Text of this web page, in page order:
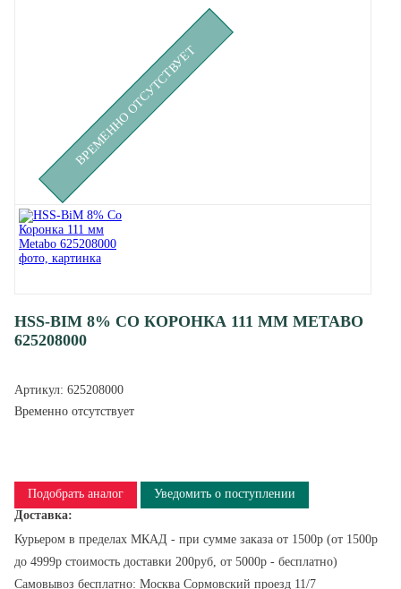
ВРЕМЕННО ОТСУТСТВУЕТ
HSS-BIM 8% CO КОРОНКА 111 ММ METABO
625208000
Артикул: 625208000
Временно отсутствует
Подобрать аналог
Уведомить о поступлении
Доставка:
Курьером в пределах МКАД - при сумме заказа от 1500р (от 1500р
до 4999р стоимость доставки 200руб, от 5000р - бесплатно)
Самовывоз бесплатно: Москва Сормовский проезд 11/7